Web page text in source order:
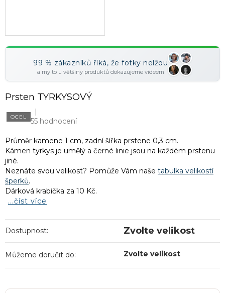
99 % zákazníků říká, že fotky nelžou
a my to u většiny produktů dokazujeme videem
Prsten TYRKYSOVÝ
OCEL 55 hodnocení
Průměr kamene 1 cm, zadní šířka prstene 0,3 cm.
Kámen tyrkys je umělý a černé linie jsou na každém prstenu
jiné.
Neznáte svou velikost? Pomůže Vám naše tabulka velikostí
šperků.
Dárková krabička za 10 Kč.
...číst více
Dostupnost: Zvolte velikost
Můžeme doručit do: Zvolte velikost